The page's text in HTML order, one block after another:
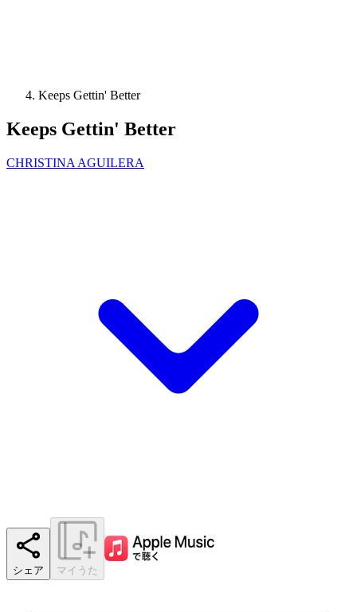
Keeps Gettin' Better
Keeps Gettin' Better
CHRISTINA AGUILERA
シェア マイうた